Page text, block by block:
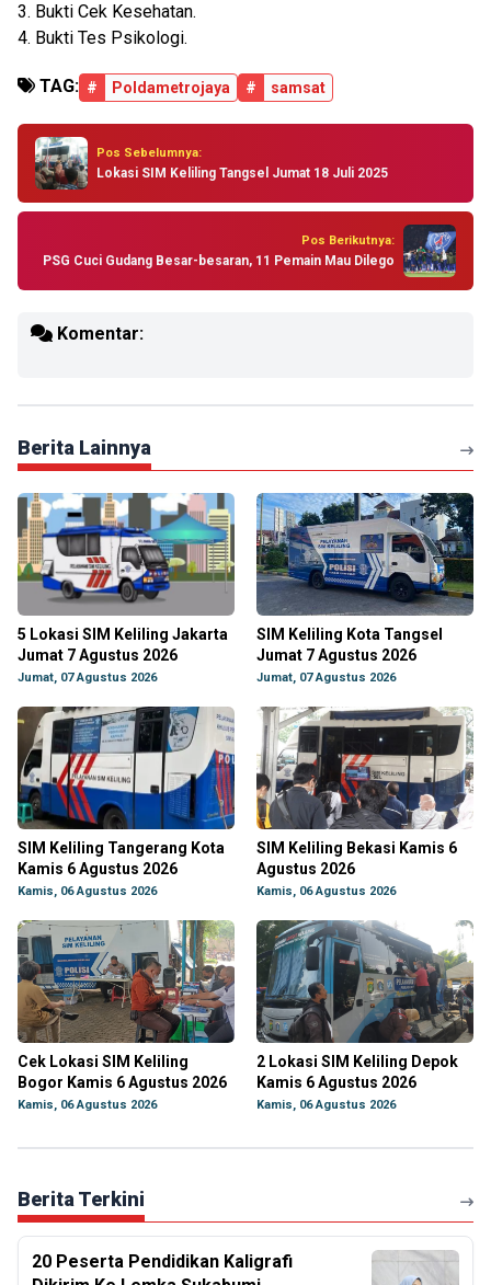
3. Bukti Cek Kesehatan.
4. Bukti Tes Psikologi.
TAG: # Poldametrojaya # samsat
Pos Sebelumnya:
Lokasi SIM Keliling Tangsel Jumat 18 Juli 2025
Pos Berikutnya:
PSG Cuci Gudang Besar-besaran, 11 Pemain Mau Dilego
Komentar:
Berita Lainnya
5 Lokasi SIM Keliling Jakarta
Jumat 7 Agustus 2026
Jumat, 07 Agustus 2026
SIM Keliling Kota Tangsel
Jumat 7 Agustus 2026
Jumat, 07 Agustus 2026
SIM Keliling Tangerang Kota
Kamis 6 Agustus 2026
Kamis, 06 Agustus 2026
SIM Keliling Bekasi Kamis 6
Agustus 2026
Kamis, 06 Agustus 2026
Cek Lokasi SIM Keliling
Bogor Kamis 6 Agustus 2026
Kamis, 06 Agustus 2026
2 Lokasi SIM Keliling Depok
Kamis 6 Agustus 2026
Kamis, 06 Agustus 2026
Berita Terkini
20 Peserta Pendidikan Kaligrafi